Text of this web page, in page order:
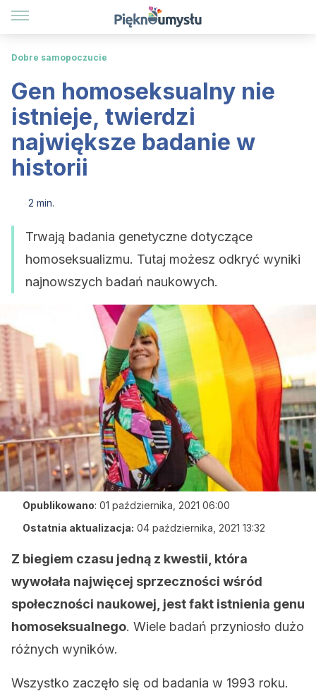
Dobre samopoczucie
Gen homoseksualny nie
istnieje, twierdzi
największe badanie w
historii
2 min.
Trwają badania genetyczne dotyczące
homoseksualizmu. Tutaj możesz odkryć wyniki
najnowszych badań naukowych.
Opublikowano: 01 października, 2021 06:00
Ostatnia aktualizacja: 04 października, 2021 13:32
Z biegiem czasu jedną z kwestii, która
wywołała najwięcej sprzeczności wśród
społeczności naukowej, jest fakt istnienia genu
homoseksualnego. Wiele badań przyniosło dużo
różnych wyników.
Wszystko zaczęło się od badania w 1993 roku.